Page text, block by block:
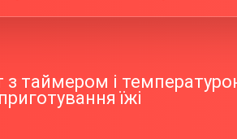
таймером і
їжі